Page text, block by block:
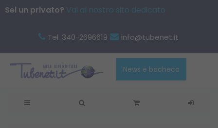
Sei un privato? Vai al nostro sito dedicato
Tel. 340-2696619 info@tubenet.it
News e bacheca